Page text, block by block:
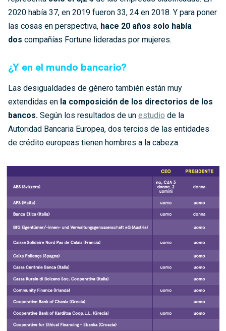
2020 había 37, en 2019 fueron 33, 24 en 2018. Y para poner
las cosas en perspectiva, hace 20 años solo había
dos compañías Fortune lideradas por mujeres.
¿Y en el mundo bancario?
Las desigualdades de género también están muy
extendidas en la composición de los directorios de los
bancos. Según los resultados de un estudio de la
Autoridad Bancaria Europea, dos tercios de las entidades
de crédito europeas tienen hombres a la cabeza.